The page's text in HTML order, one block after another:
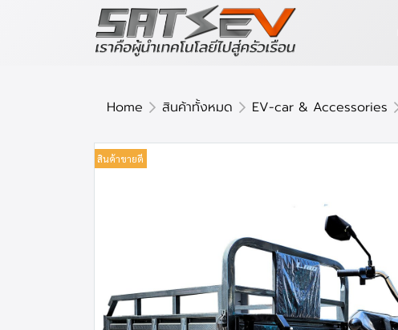
Home สินค้าทั้งหมด EV-car & Accessories
สินค้าขายดี